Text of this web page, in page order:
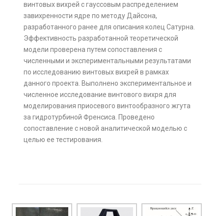
винтовых вихрей с гауссовым распределением
завихренности ядре по методу Дайсона,
разработанного ранее для описания колец Сатурна.
Эффективность разработанной теоретической
модели проверена путем сопоставления с
численными и экспериментальными результатами
по исследованию винтовых вихрей в рамках
данного проекта. Выполнено экспериментальное и
численное исследование винтового вихря для
моделирования приосевого винтообразного жгута
за гидротурбиной Френсиса. Проведено
сопоставление с новой аналитической моделью с
целью ее тестирования.